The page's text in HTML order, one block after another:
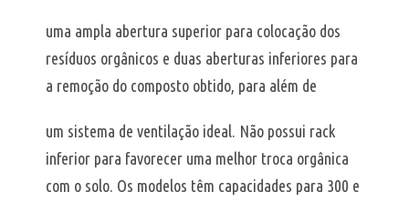
uma ampla abertura superior para colocação dos
resíduos orgânicos e duas aberturas inferiores para
a remoção do composto obtido, para além de
um sistema de ventilação ideal. Não possui rack
inferior para favorecer uma melhor troca orgânica
com o solo. Os modelos têm capacidades para 300 e